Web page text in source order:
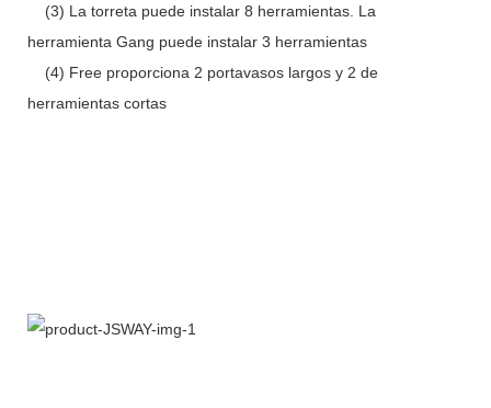
(3) La torreta puede instalar 8 herramientas. La
herramienta Gang puede instalar 3 herramientas
(4) Free proporciona 2 portavasos largos y 2 de
herramientas cortas